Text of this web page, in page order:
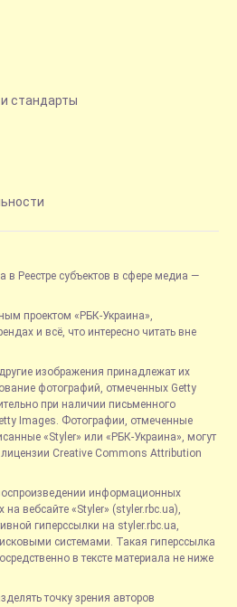
стандарты
в Реестре субъектов в сфере медиа —
проектом «РБК-Украина»,
и всё, что интересно читать вне
изображения принадлежат их
фотографий, отмеченных Getty
при наличии письменного
Images. Фотографии, отмеченные
«Styler» или «РБК-Украина», могут
Creative Commons Attribution
информационных
вебсайте «Styler» (styler.rbc.ua),
гиперссылки на styler.rbc.ua,
системами. Такая гиперссылка
в тексте материала не ниже
точку зрения авторов